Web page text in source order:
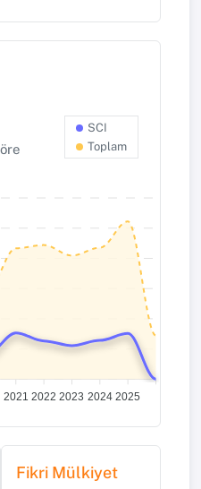
SCI
Toplam
2021 2022 2023 2024 2025
Fikri Mülkiyet